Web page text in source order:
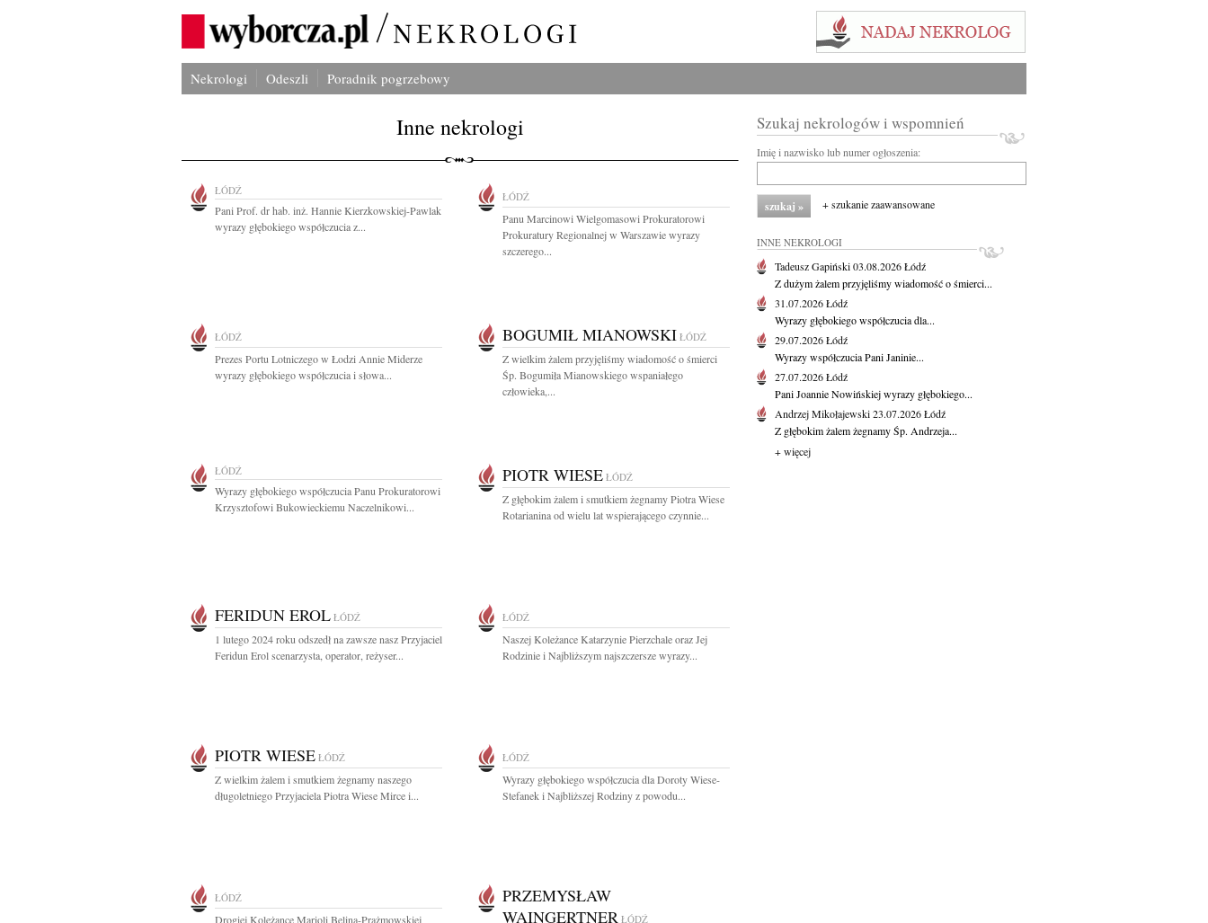
Nekrologi Odeszli Poradnik pogrzebowy
Inne nekrologi
ŁÓDŹ
Pani Prof. dr hab. inż. Hannie Kierzkowskiej-Pawlak
wyrazy głębokiego współczucia z...
ŁÓDŹ
Panu Marcinowi Wielgomasowi Prokuratorowi
Prokuratury Regionalnej w Warszawie wyrazy
szczerego...
ŁÓDŹ
Prezes Portu Lotniczego w Łodzi Annie Miderze
wyrazy głębokiego współczucia i słowa...
BOGUMIŁ MIANOWSKI ŁÓDŹ
Z wielkim żalem przyjęliśmy wiadomość o śmierci
Śp. Bogumiła Mianowskiego wspaniałego
człowieka,...
ŁÓDŹ
Wyrazy głębokiego współczucia Panu Prokuratorowi
Krzysztofowi Bukowieckiemu Naczelnikowi...
PIOTR WIESE ŁÓDŹ
Z głębokim żalem i smutkiem żegnamy Piotra Wiese
Rotarianina od wielu lat wspierającego czynnie...
FERIDUN EROL ŁÓDŹ
1 lutego 2024 roku odszedł na zawsze nasz Przyjaciel
Feridun Erol scenarzysta, operator, reżyser...
ŁÓDŹ
Naszej Koleżance Katarzynie Pierzchale oraz Jej
Rodzinie i Najbliższym najszczersze wyrazy...
PIOTR WIESE ŁÓDŹ
Z wielkim żalem i smutkiem żegnamy naszego
długoletniego Przyjaciela Piotra Wiese Mirce i...
ŁÓDŹ
Wyrazy głębokiego współczucia dla Doroty Wiese-
Stefanek i Najbliższej Rodziny z powodu...
ŁÓDŹ
Drogiej Koleżance Marioli Belina-Prażmowskiej
PRZEMYSŁAW
WAINGERTNER ŁÓDŹ
Szukaj nekrologów i wspomnień
Imię i nazwisko lub numer ogłoszenia:
+ szukanie zaawansowane
INNE NEKROLOGI
Tadeusz Gapiński03.08.2026Łódź
Z dużym żalem przyjęliśmy wiadomość o śmierci...
31.07.2026Łódź
Wyrazy głębokiego współczucia dla...
29.07.2026Łódź
Wyrazy współczucia Pani Janinie...
27.07.2026Łódź
Pani Joannie Nowińskiej wyrazy głębokiego...
Andrzej Mikołajewski23.07.2026Łódź
Z głębokim żalem żegnamy Śp. Andrzeja...
+ więcej